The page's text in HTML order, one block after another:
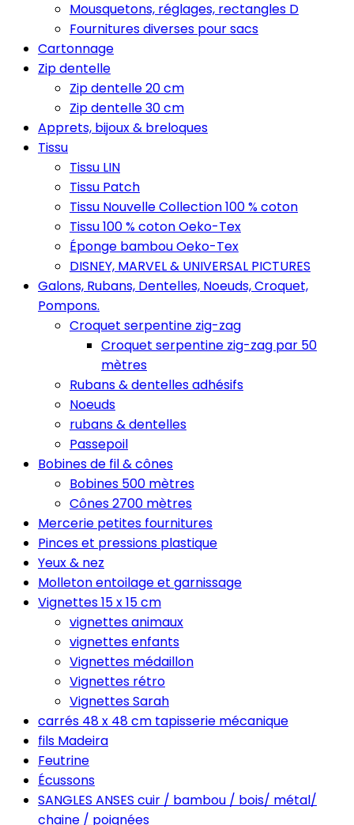
Mousquetons, réglages, rectangles D
Fournitures diverses pour sacs
Cartonnage
Zip dentelle
Zip dentelle 20 cm
Zip dentelle 30 cm
Apprets, bijoux & breloques
Tissu
Tissu LIN
Tissu Patch
Tissu Nouvelle Collection 100 % coton
Tissu 100 % coton Oeko-Tex
Éponge bambou Oeko-Tex
DISNEY, MARVEL & UNIVERSAL PICTURES
Galons, Rubans, Dentelles, Noeuds, Croquet,
Pompons.
Croquet serpentine zig-zag
Croquet serpentine zig-zag par 50
mètres
Rubans & dentelles adhésifs
Noeuds
rubans & dentelles
Passepoil
Bobines de fil & cônes
Bobines 500 mètres
Cônes 2700 mètres
Mercerie petites fournitures
Pinces et pressions plastique
Yeux & nez
Molleton entoilage et garnissage
Vignettes 15 x 15 cm
vignettes animaux
vignettes enfants
Vignettes médaillon
Vignettes rétro
Vignettes Sarah
carrés 48 x 48 cm tapisserie mécanique
fils Madeira
Feutrine
Écussons
SANGLES ANSES cuir / bambou / bois/ métal/
chaine / poignées